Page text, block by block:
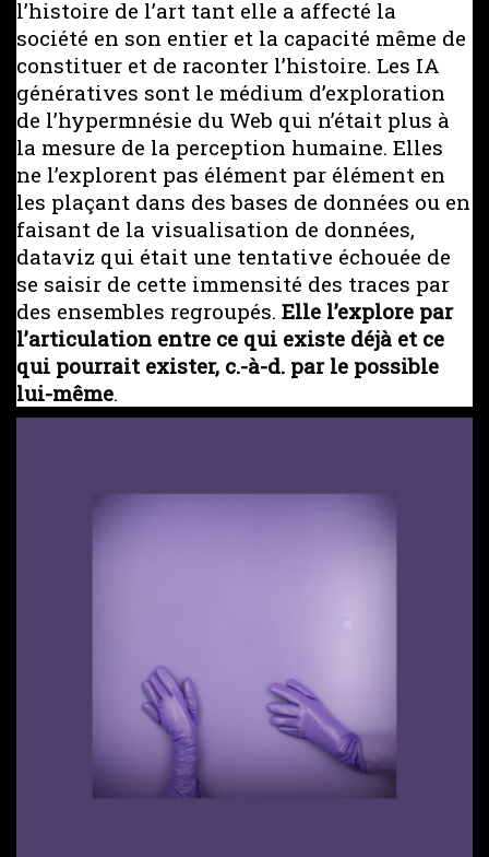
l’histoire de l’art tant elle a affecté la
société en son entier et la capacité même de
constituer et de raconter l’histoire. Les IA
génératives sont le médium d’exploration
de l’hypermnésie du Web qui n’était plus à
la mesure de la perception humaine. Elles
ne l’explorent pas élément par élément en
les plaçant dans des bases de données ou en
faisant de la visualisation de données,
dataviz qui était une tentative échouée de
se saisir de cette immensité des traces par
des ensembles regroupés. Elle l’explore par
l’articulation entre ce qui existe déjà et ce
qui pourrait exister, c.-à-d. par le possible
lui-même.